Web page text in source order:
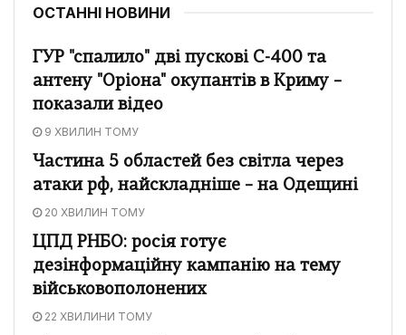
ОСТАННІ НОВИНИ
ГУР "спалило" дві пускові С-400 та
антену "Оріона" окупантів в Криму –
показали відео
9 ХВИЛИН ТОМУ
Частина 5 областей без світла через
атаки рф, найскладніше – на Одещині
20 ХВИЛИН ТОМУ
ЦПД РНБО: росія готує
дезінформаційну кампанію на тему
військовополонених
22 ХВИЛИНИ ТОМУ